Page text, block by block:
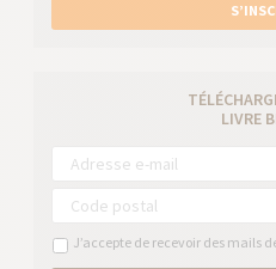
LIVRE
J’accepte de recevoir des mails